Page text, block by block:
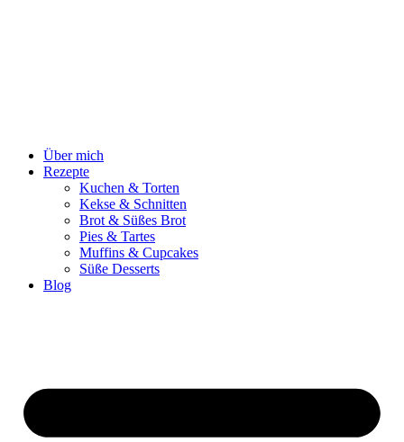
Über mich
Rezepte
Kuchen & Torten
Kekse & Schnitten
Brot & Süßes Brot
Pies & Tartes
Muffins & Cupcakes
Süße Desserts
Blog